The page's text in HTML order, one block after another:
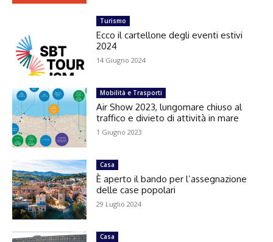
Turismo
Ecco il cartellone degli eventi estivi
2024
14 Giugno 2024
Mobilità e Trasporti
Air Show 2023, lungomare chiuso al
traffico e divieto di attività in mare
1 Giugno 2023
Casa
È aperto il bando per l’assegnazione
delle case popolari
29 Luglio 2024
Casa